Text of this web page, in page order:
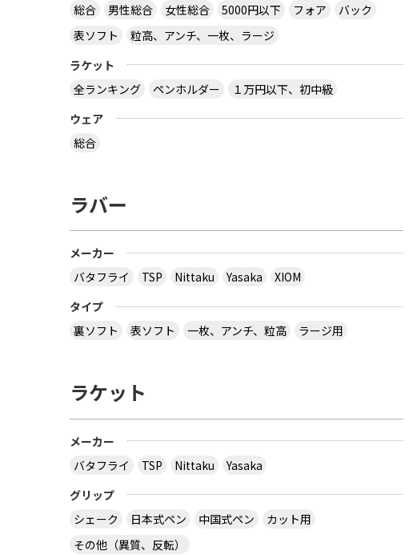
総合
男性総合 女性総合 5000円以下 フォア
バック
表ソフト
粒高、アンチ、一枚、ラージ
ラケット
全ランキング
ペンホルダー
１万円以下、初中級
ウェア
総合
ラバー
メーカー
バタフライ
TSP Nittaku Yasaka
XIOM
タイプ
裏ソフト
表ソフト 一枚、アンチ、粒高 ラージ用
ラケット
メーカー
バタフライ
TSP Nittaku
Yasaka
グリップ
シェーク
日本式ペン 中国式ペン
カット用
その他（異質、反転）